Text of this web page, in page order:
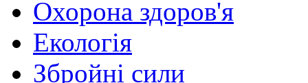
Охорона здоров'я
Екологія
Збройні сили